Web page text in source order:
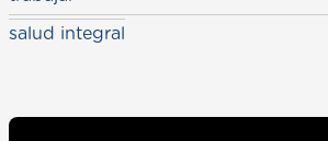
salud integral